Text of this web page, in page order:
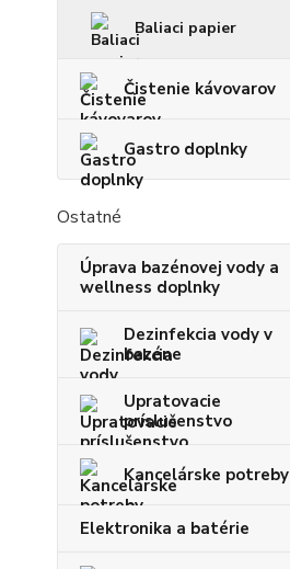
Baliaci papier
Čistenie kávovarov
Gastro doplnky
Ostatné
Úprava bazénovej vody a
wellness doplnky
Dezinfekcia vody v
bazéne
Upratovacie
príslušenstvo
Kancelárske potreby
Elektronika a batérie